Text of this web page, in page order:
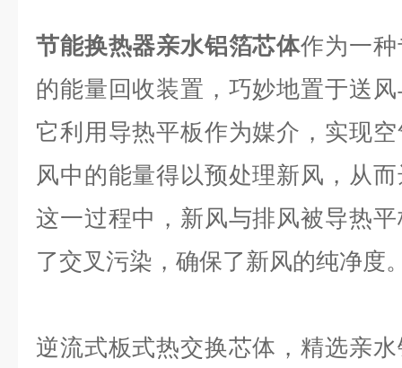
节能换热器亲水铝箔芯体作为一
的能量回收装置，巧妙地置于送
它利用导热平板作为媒介，实现
风中的能量得以预处理新风，从
这一过程中，新风与排风被导热
了交叉污染，确保了新风的纯净度
逆流式板式热交换芯体，精选亲